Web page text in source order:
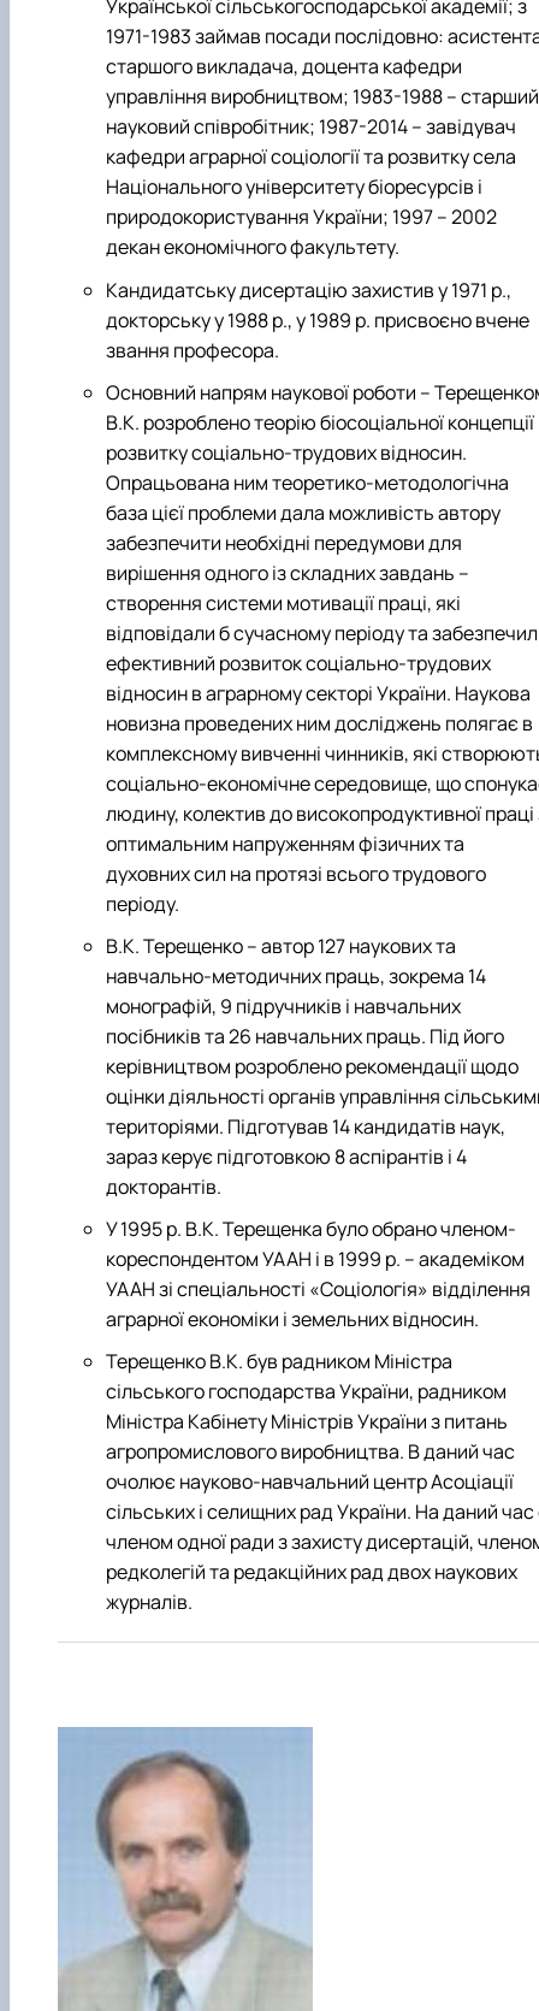
Української сільськогосподарської академії; з
1971-1983займав посади послідовно:
старшого викладача, доцента кафедри
управління виробництвом; 1983-1988 – старший
науковий співробітник; 1987-2014 – завідувач
кафедри аграрної соціології та розвитку села
Національного університету біоресурсів і
природокористування України; 1997 – 2002
декан економічного факультету.
Кандидатську дисертацію захистив у 1971 р.,
докторську у 1988 р., у 1989 р. присвоєно вчене
звання професора.
Основний напрям наукової роботи –
В.К. розроблено теорію біосоціальної концепції
розвитку соціально-трудових відносин.
Опрацьована ним теоретико-методологічна
база цієї проблеми дала можливість автору
забезпечити необхідні передумови для
вирішення одного із складних завдань –
створення системи мотивації праці, які
відповідали б сучасному періоду та
ефективний розвиток соціально-трудових
відносин в аграрному секторі України. Наукова
новизна проведених ним досліджень полягає в
комплексному вивченні чинників, які
соціально-економічне середовище, що
людину, колектив до високопродуктивної праці
оптимальним напруженням фізичних та
духовних сил на протязі всього трудового
періоду.
В.К. Терещенко – автор 127 наукових та
навчально-методичних праць, зокрема 14
монографій, 9 підручників і навчальних
посібників та 26 навчальних праць. Під його
керівництвом розроблено рекомендації щодо
оцінки діяльності органів управління
територіями. Підготував 14 кандидатів наук,
зараз керує підготовкою 8 аспірантів і 4
докторантів.
У 1995 р. В.К. Терещенка було обрано членом-
кореспондентом УААН і в 1999 р. – академіком
УААН зі спеціальності «Соціологія» відділення
аграрної економіки і земельних відносин.
Терещенко В.К. був радником Міністра
сільського господарства України, радником
Міністра Кабінету Міністрів України з питань
агропромислового виробництва. В даний час
очолює науково-навчальний центр Асоціації
сільських і селищних рад України. На даний час
членом одної ради з захисту дисертацій,
редколегій та редакційних рад двох наукових
журналів.